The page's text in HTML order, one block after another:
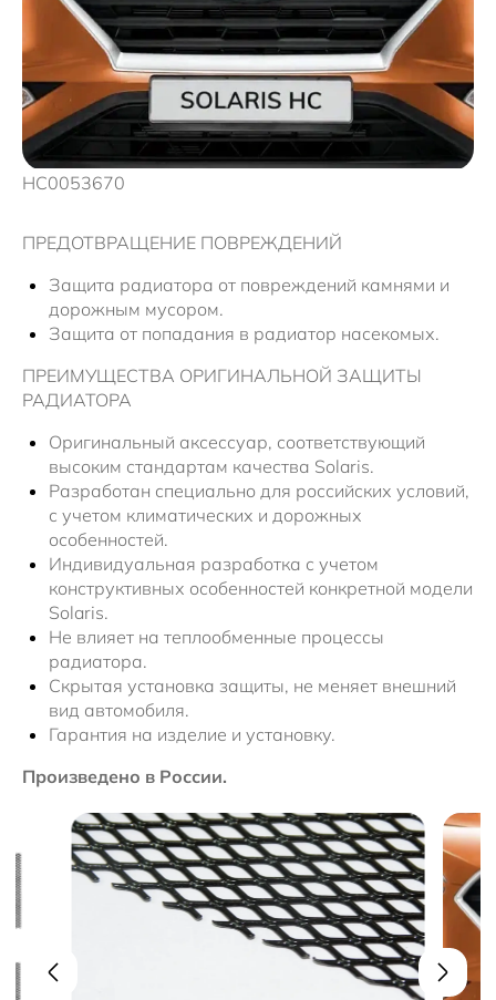
Новости
HC0053670
ПРЕДОТВРАЩЕНИЕ ПОВРЕЖДЕНИЙ
Защита радиатора от повреждений камнями и
дорожным мусором.
Защита от попадания в радиатор насекомых.
ПРЕИМУЩЕСТВА ОРИГИНАЛЬНОЙ ЗАЩИТЫ
РАДИАТОРА
Оригинальный аксессуар, соответствующий
высоким стандартам качества Solaris.
Разработан специально для российских условий,
с учетом климатических и дорожных
особенностей.
Индивидуальная разработка с учетом
конструктивных особенностей конкретной модели
Solaris.
Не влияет на теплообменные процессы
радиатора.
Скрытая установка защиты, не меняет внешний
вид автомобиля.
Гарантия на изделие и установку.
Произведено в России.